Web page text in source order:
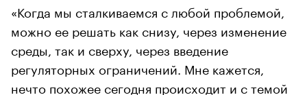
«Когда мы сталкиваемся с любой проблемой,
можно ее решать как снизу, через изменение
среды, так и сверху, через введение
регуляторных ограничений. Мне кажется,
нечто похожее сегодня происходит и с темой